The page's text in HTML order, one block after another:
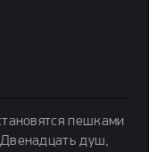
пешками
душ,